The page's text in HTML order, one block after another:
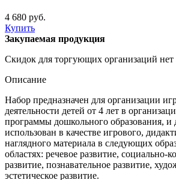
4 680 руб.
Купить
Закупаемая продукция
Скидок для торгующих организаций нет
Описание
Набор предназначен для организации
деятельности детей от 4 лет в
программы дошкольного образования,
использован в качестве игрового,
наглядного материала в следующих
областях: речевое развитие, социально-
развитие, познавательное развитие,
эстетическое развитие.